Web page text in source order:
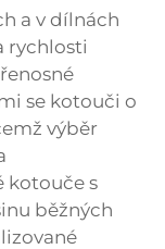
a v dílnách
rychlosti
se kotouči o
výběr
kotouče s
běžných